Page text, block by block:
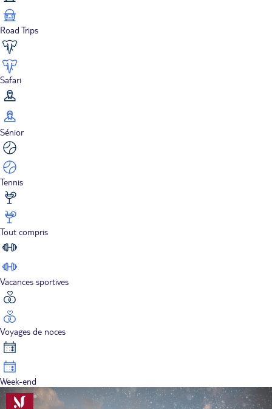
Road Trips
Safari
Sénior
Tennis
Tout compris
Vacances sportives
Voyages de noces
Week-end